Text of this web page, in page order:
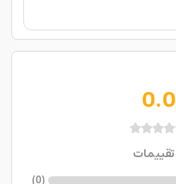
0.0
تقييمات
(
0
)